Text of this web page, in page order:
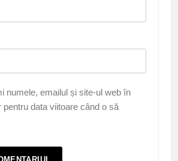
numele, emailul și site-ul web în
pentru data viitoare când o să